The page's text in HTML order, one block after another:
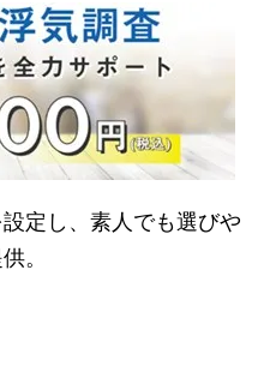
定し、素人でも選びや
。